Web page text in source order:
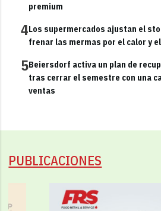
premium
4Los supermercados ajustan el
frenar las mermas por el calor y
5Beiersdorf activa un plan de
tras cerrar el semestre con una
ventas
PUBLICACIONES